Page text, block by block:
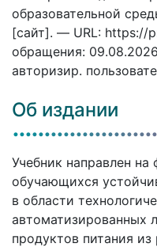
образовательной
[сайт]. — URL: https://
обращения:
авторизир.
Об издании
Учебник направлен
обучающихся
в области
автоматизированных
продуктов питания